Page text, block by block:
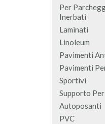
Per
Inerbati
Laminati
Linoleum
Pavimenti
Pavimenti
Sportivi
Supporto
Autoposanti
PVC